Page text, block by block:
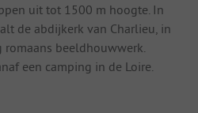
uit tot 1500 m hoogte. In
de abdijkerk van Charlieu, in
beeldhouwwerk.
een camping in de Loire.